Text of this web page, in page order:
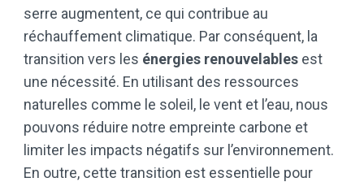
serre augmentent, ce qui contribue au
réchauffement climatique. Par conséquent, la
transition vers les énergies renouvelables est
une nécessité. En utilisant des ressources
naturelles comme le soleil, le vent et l’eau, nous
pouvons réduire notre empreinte carbone et
limiter les impacts négatifs sur l’environnement.
En outre, cette transition est essentielle pour